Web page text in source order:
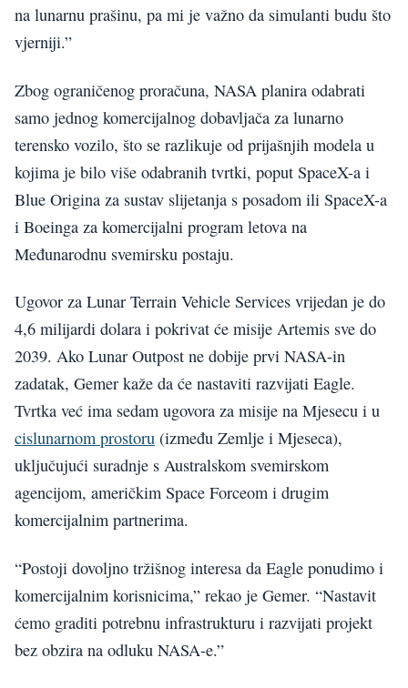
na lunarnu prašinu, pa mi je važno da simulanti budu što
vjerniji.”
Zbog ograničenog proračuna, NASA planira odabrati
samo jednog komercijalnog dobavljača za lunarno
terensko vozilo, što se razlikuje od prijašnjih modela u
kojima je bilo više odabranih tvrtki, poput SpaceX-a i
Blue Origina za sustav slijetanja s posadom ili SpaceX-a
i Boeinga za komercijalni program letova na
Međunarodnu svemirsku postaju.
Ugovor za Lunar Terrain Vehicle Services vrijedan je do
4,6 milijardi dolara i pokrivat će misije Artemis sve do
2039. Ako Lunar Outpost ne dobije prvi NASA-in
zadatak, Gemer kaže da će nastaviti razvijati Eagle.
Tvrtka već ima sedam ugovora za misije na Mjesecu i u
cislunarnom prostoru (između Zemlje i Mjeseca),
uključujući suradnje s Australskom svemirskom
agencijom, američkim Space Forceom i drugim
komercijalnim partnerima.
“Postoji dovoljno tržišnog interesa da Eagle ponudimo i
komercijalnim korisnicima,” rekao je Gemer. “Nastavit
ćemo graditi potrebnu infrastrukturu i razvijati projekt
bez obzira na odluku NASA-e.”